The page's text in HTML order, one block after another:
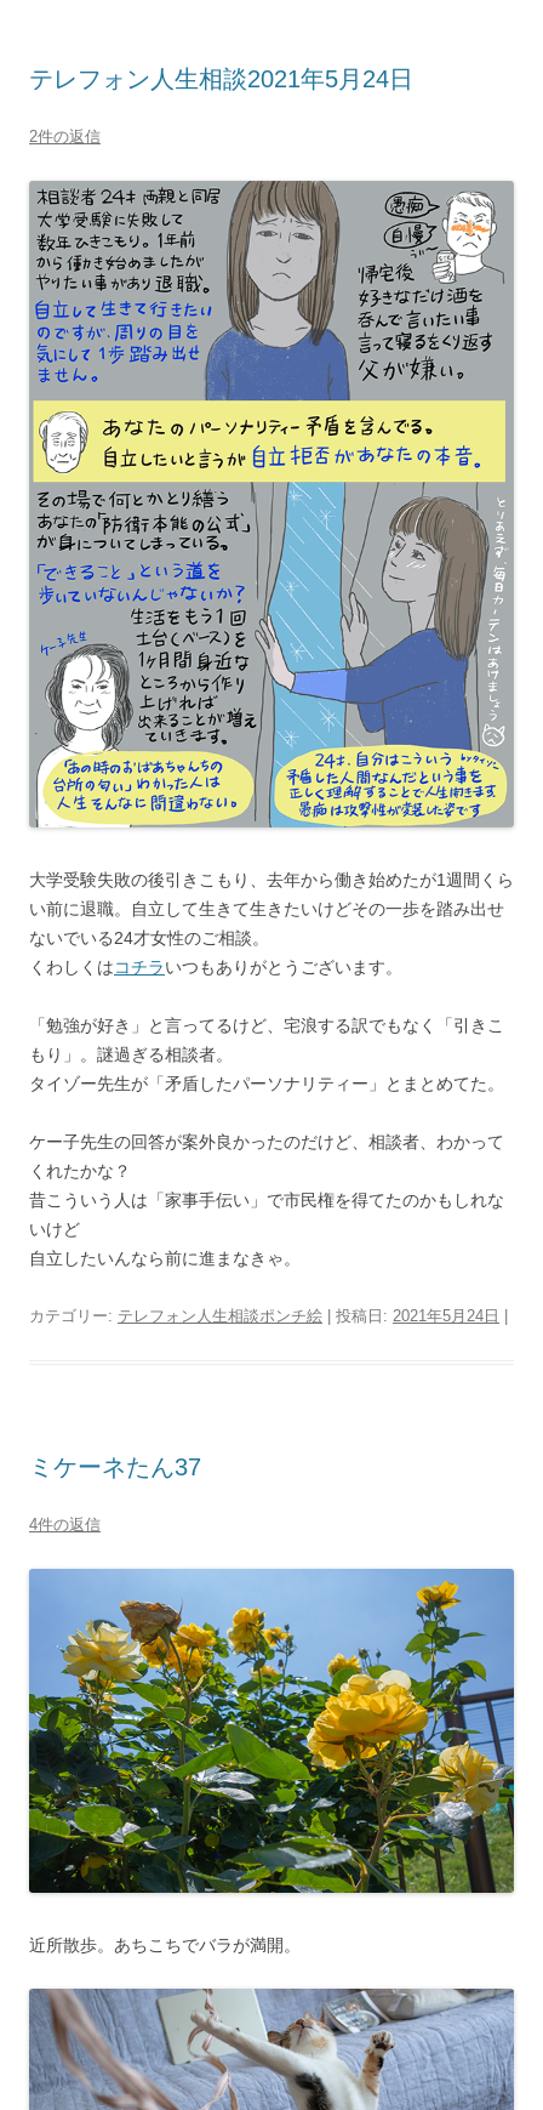
テレフォン人生相談2021年5月24日
2件の返信
大学受験失敗の後引きこもり、去年から働き始めたが1週間くら
い前に退職。自立して生きて生きたいけどその一歩を踏み出せ
ないでいる24才女性のご相談。
くわしくはコチラいつもありがとうございます。
「勉強が好き」と言ってるけど、宅浪する訳でもなく「引きこ
もり」。謎過ぎる相談者。
タイゾー先生が「矛盾したパーソナリティー」とまとめてた。
ケー子先生の回答が案外良かったのだけど、相談者、わかって
くれたかな？
昔こういう人は「家事手伝い」で市民権を得てたのかもしれな
いけど
自立したいんなら前に進まなきゃ。
カテゴリー: テレフォン人生相談ポンチ絵 | 投稿日: 2021年5月24日
ミケーネたん37
4件の返信
近所散歩。あちこちでバラが満開。